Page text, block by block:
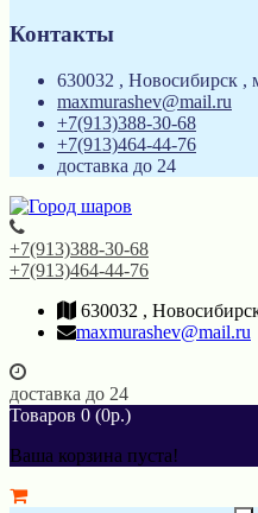
Контакты
630032 , Новосибирск ,
maxmurashev@mail.ru
+7(913)388-30-68
+7(913)464-44-76
доставка до 24
+7(913)388-30-68
+7(913)464-44-76
630032 ,
maxmurashev@mail.ru
доставка до 24
Товаров 0 (0р.)
Ваша корзина пуста!